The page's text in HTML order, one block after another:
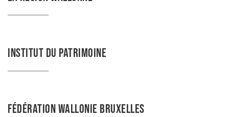
INSTITUT DU PATRIMOINE
FÉDÉRATION WALLONIE BRUXELLES